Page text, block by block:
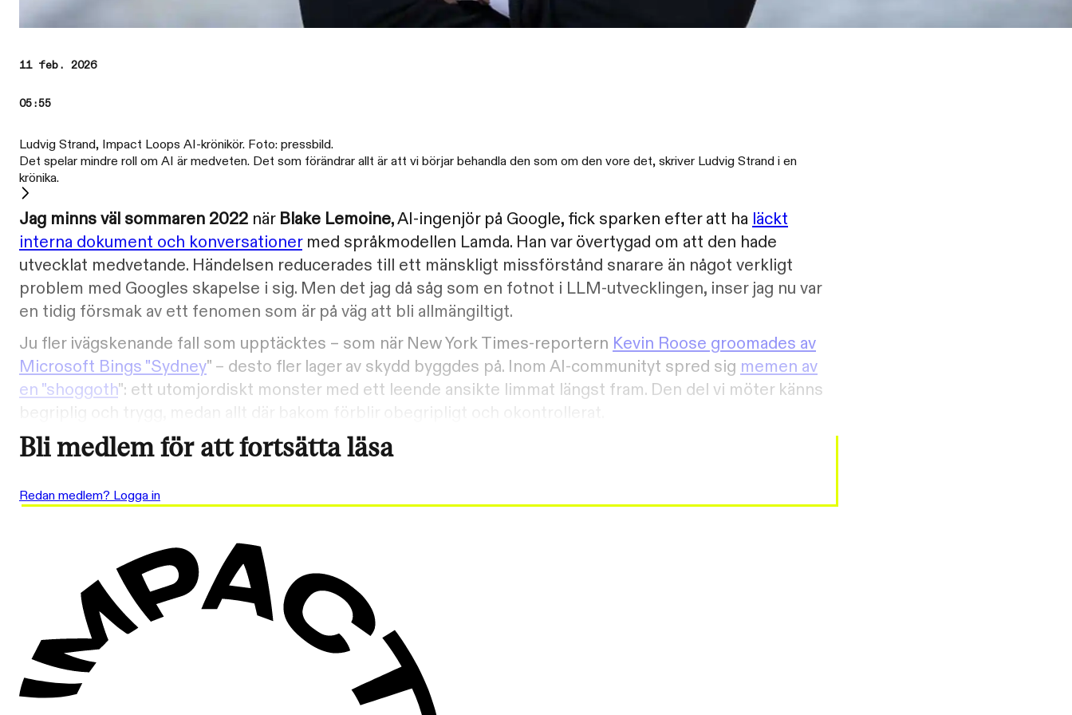
11 feb. 2026
05:55
Ludvig Strand, Impact Loops AI-krönikör. Foto: pressbild.
Det spelar mindre roll om AI är medveten. Det som förändrar allt är att vi börjar behandla den som om den vore det, skriver Ludvig Strand i en
krönika.
Jag minns väl sommaren 2022 när Blake Lemoine, AI-ingenjör på Google, fick sparken efter att ha läckt
interna dokument och konversationermed språkmodellen Lamda. Han var övertygad om att den hade
utvecklat medvetande. Händelsen reducerades till ett mänskligt missförstånd snarare än något verkligt
problem med Googles skapelse i sig. Men det jag då såg som en fotnot i LLM-utvecklingen, inser jag nu var
en tidig försmak av ett fenomen som är på väg att bli allmängiltigt.
Ju fler ivägskenande fall som upptäcktes – som när New York Times-reportern Kevin Roose groomades av
Microsoft Bings "Sydney" – desto fler lager av skydd byggdes på. Inom AI-communityt spred sig memen av
en "shoggoth": ett utomjordiskt monster med ett leende ansikte limmat längst fram. Den del vi möter känns
Bli medlem för att fortsätta läsa
Redan medlem? Logga in